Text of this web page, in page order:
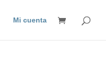
Mi cuenta